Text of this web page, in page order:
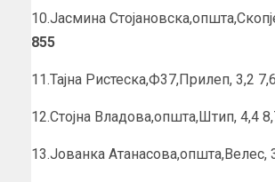
10.Јасмина
855
11.Тајна Ристеска,Ф37,Прилеп, 3,2
12.Стојна Владова,општа,Штип, 4,4
13.Јованка Атанасова,општа,Велес,